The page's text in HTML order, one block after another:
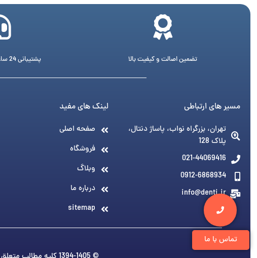
تماس با ما
تضمین اصالت و کیفیت بالا پشتیبانی 24 ساعته در 7 روز هفته
مسیر های ارتباطی
تهران، بزرگراه نواب، پاساژ دنتال،
پلاک 128
021-44069416
0912-6868934
info@denti.ir
لینک های مفید
صفحه اصلی
فروشگاه
وبلاگ
درباره ما
sitemap